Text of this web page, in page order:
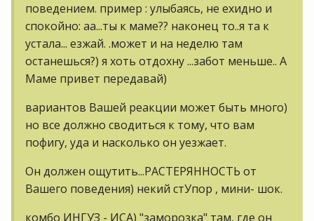
поведением. пример : улыбаясь, не ехидно и
спокойно: аа...ты к маме?? наконец то..я та к
устала... езжай. .может и на неделю там
останешься?) я хоть отдохну ...забот меньше.. А
Маме привет передавай)
вариантов Вашей реакции может быть много)
но все должно сводиться к тому, что вам
пофигу, уда и насколько он уезжает.
Он должен ощутить...РАСТЕРЯННОСТЬ от
Вашего поведения) некий стУпор , мини- шок.
комбо ИНГУЗ - ИСА) "заморозка" там, где он